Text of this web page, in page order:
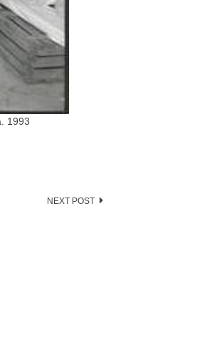
1993
NEXT POST